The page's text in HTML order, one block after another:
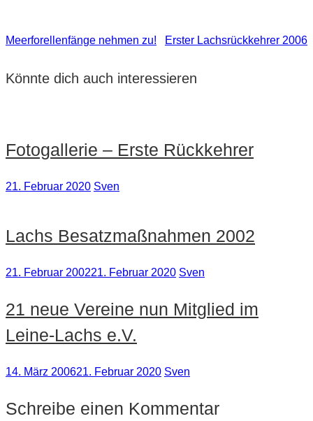
Beitragsnavigation
Meerforellenfänge nehmen zu! Erster Lachsrückkehrer 2006
Könnte dich auch interessieren
Fotogallerie – Erste Rückkehrer
21. Februar 2020 Sven
Lachs Besatzmaßnahmen 2002
21. Februar 200221. Februar 2020 Sven
21 neue Vereine nun Mitglied im
Leine-Lachs e.V.
14. März 200621. Februar 2020 Sven
Schreibe einen Kommentar